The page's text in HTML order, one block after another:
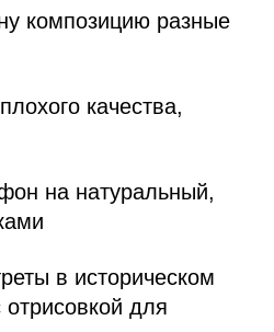
композицию разные
качества,
на натуральный,
в историческом
для